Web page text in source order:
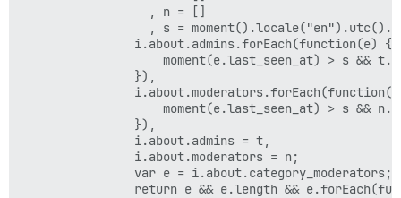
                  , n = []
, s =
                i.about.admins.forEach(function(e) {
moment(e.last_seen_at) > s &&
                }),
moment(e.last_seen_at) > s &&
                }),
                i.about.admins = t,
                i.about.moderators = n;
                var e = i.about.category_moderators;
return e && e.length &&